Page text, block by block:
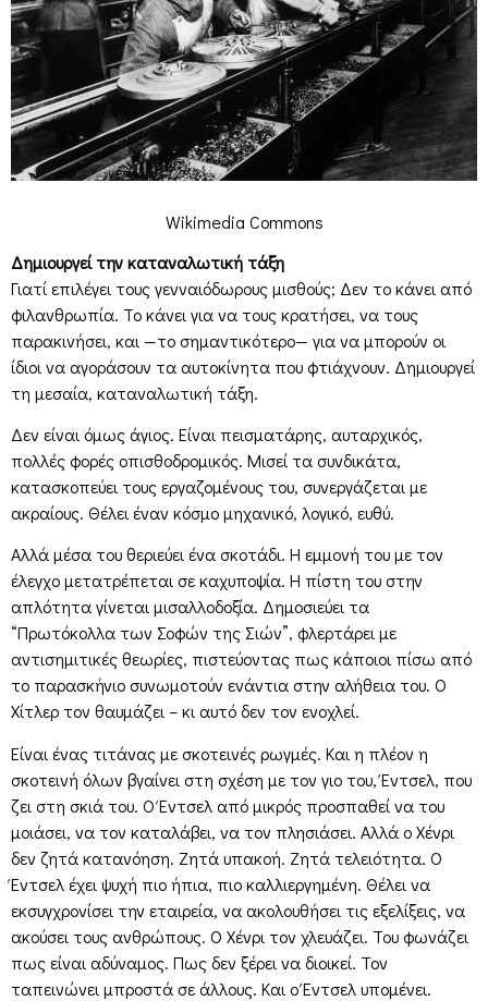
Wikimedia Commons
Δημιουργεί την καταναλωτική τάξη
Γιατί επιλέγει τους γενναιόδωρους μισθούς; Δεν το κάνει από
φιλανθρωπία. Το κάνει για να τους κρατήσει, να τους
παρακινήσει, και —το σημαντικότερο— για να μπορούν οι
ίδιοι να αγοράσουν τα αυτοκίνητα που φτιάχνουν. Δημιουργεί
τη μεσαία, καταναλωτική τάξη.
Δεν είναι όμως άγιος. Είναι πεισματάρης, αυταρχικός,
πολλές φορές οπισθοδρομικός. Μισεί τα συνδικάτα,
κατασκοπεύει τους εργαζομένους του, συνεργάζεται με
ακραίους. Θέλει έναν κόσμο μηχανικό, λογικό, ευθύ.
Αλλά μέσα του θεριεύει ένα σκοτάδι. Η εμμονή του με τον
έλεγχο μετατρέπεται σε καχυποψία. Η πίστη του στην
απλότητα γίνεται μισαλλοδοξία. Δημοσιεύει τα
“Πρωτόκολλα των Σοφών της Σιών”, φλερτάρει με
αντισημιτικές θεωρίες, πιστεύοντας πως κάποιοι πίσω από
το παρασκήνιο συνωμοτούν ενάντια στην αλήθεια του. Ο
Χίτλερ τον θαυμάζει – κι αυτό δεν τον ενοχλεί.
Είναι ένας τιτάνας με σκοτεινές ρωγμές. Και η πλέον η
σκοτεινή όλων βγαίνει στη σχέση με τον γιο του, Έντσελ, που
ζει στη σκιά του. Ο Έντσελ από μικρός προσπαθεί να του
μοιάσει, να τον καταλάβει, να τον πλησιάσει. Αλλά ο Χένρι
δεν ζητά κατανόηση. Ζητά υπακοή. Ζητά τελειότητα. Ο
Έντσελ έχει ψυχή πιο ήπια, πιο καλλιεργημένη. Θέλει να
εκσυγχρονίσει την εταιρεία, να ακολουθήσει τις εξελίξεις, να
ακούσει τους ανθρώπους. Ο Χένρι τον χλευάζει. Του φωνάζει
πως είναι αδύναμος. Πως δεν ξέρει να διοικεί. Τον
ταπεινώνει μπροστά σε άλλους. Και ο Έντσελ υπομένει.